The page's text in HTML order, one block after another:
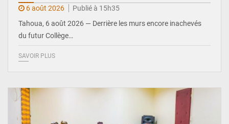
6 août 2026
Publié à 15h35
Tahoua, 6 août 2026 — Derrière les murs encore inachevés
du futur Collège…
SAVOIR PLUS